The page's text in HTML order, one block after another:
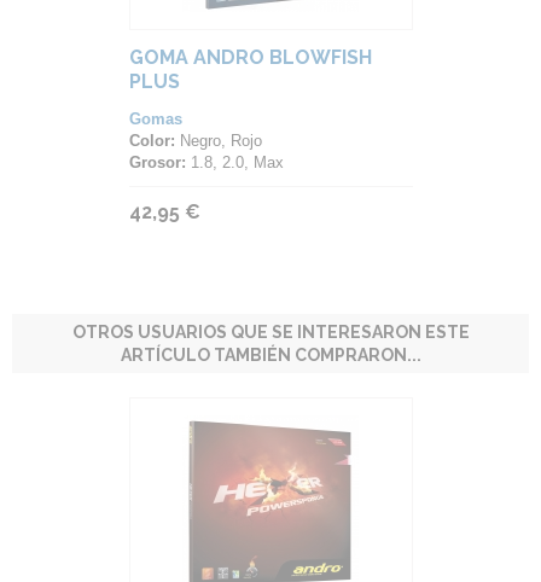
GOMA ANDRO BLOWFISH
PLUS
Gomas
Color: Negro, Rojo
Grosor: 1.8, 2.0, Max
42,95 €
OTROS USUARIOS QUE SE INTERESARON ESTE
ARTÍCULO TAMBIÉN COMPRARON...